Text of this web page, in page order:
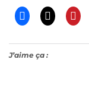
J’aime ça :